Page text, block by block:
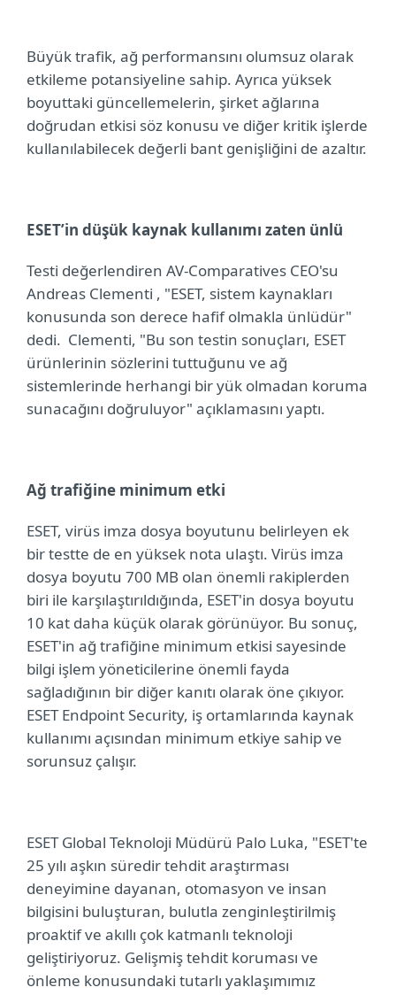
Büyük trafik, ağ performansını olumsuz olarak
etkileme potansiyeline sahip. Ayrıca yüksek
boyuttaki güncellemelerin, şirket ağlarına
doğrudan etkisi söz konusu ve diğer kritik işlerde
kullanılabilecek değerli bant genişliğini de azaltır.
ESET’in düşük kaynak kullanımı zaten ünlü
Testi değerlendiren AV-Comparatives CEO'su
Andreas Clementi , "ESET, sistem kaynakları
konusunda son derece hafif olmakla ünlüdür"
dedi. Clementi, "Bu son testin sonuçları, ESET
ürünlerinin sözlerini tuttuğunu ve ağ
sistemlerinde herhangi bir yük olmadan koruma
sunacağını doğruluyor" açıklamasını yaptı.
Ağ trafiğine minimum etki
ESET, virüs imza dosya boyutunu belirleyen ek
bir testte de en yüksek nota ulaştı. Virüs imza
dosya boyutu 700 MB olan önemli rakiplerden
biri ile karşılaştırıldığında, ESET'in dosya boyutu
10 kat daha küçük olarak görünüyor. Bu sonuç,
ESET'in ağ trafiğine minimum etkisi sayesinde
bilgi işlem yöneticilerine önemli fayda
sağladığının bir diğer kanıtı olarak öne çıkıyor.
ESET Endpoint Security, iş ortamlarında kaynak
kullanımı açısından minimum etkiye sahip ve
sorunsuz çalışır.
ESETGlobal Teknoloji Müdürü Palo Luka, "ESET'te
25 yılı aşkın süredir tehdit araştırması
deneyimine dayanan, otomasyon ve insan
bilgisini buluşturan, bulutla zenginleştirilmiş
proaktif ve akıllı çok katmanlı teknoloji
geliştiriyoruz. Gelişmiş tehdit koruması ve
önleme konusundaki tutarlı yaklaşımımız